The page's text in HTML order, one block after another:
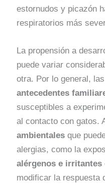
estornudos y picazón
respiratorios más
La propensión a
puede variar
otra. Por lo general,
antecedentes
susceptibles a
al contacto con gatos.
ambientales que
alergias, como la
alérgenos e irritantes
modificar la respuesta